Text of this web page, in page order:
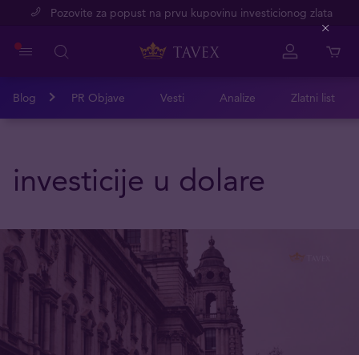
Pozovite za popust na prvu kupovinu investicionog zlata
Blog PR Objave Vesti Analize Zlatni list
investicije u dolare
Close